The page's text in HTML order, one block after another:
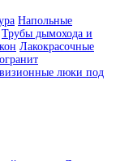
Напольные
Трубы дымохода и
Лакокрасочные
люки под